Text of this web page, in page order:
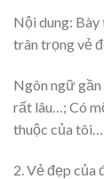
Nội dung: Bày
trân trọng vẻ
Ngôn ngữ
rất lâu…; Có
thuộc của tôi…
2. Vẻ đẹp